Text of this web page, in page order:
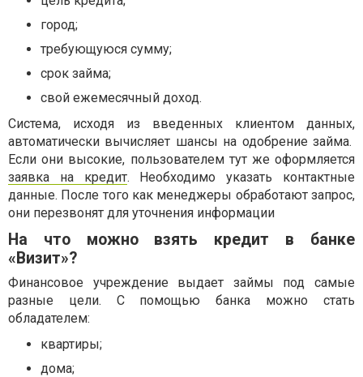
город;
требующуюся сумму;
срок займа;
свой ежемесячный доход.
Система, исходя из введенных клиентом данных,
автоматически вычисляет шансы на одобрение займа.
Если они высокие, пользователем тут же оформляется
заявка на кредит. Необходимо указать контактные
данные. После того как менеджеры обработают запрос,
они перезвонят для уточнения информации
На что можно взять кредит в банке
«Визит»?
Финансовое учреждение выдает займы под самые
разные цели. С помощью банка можно стать
обладателем:
квартиры;
дома;